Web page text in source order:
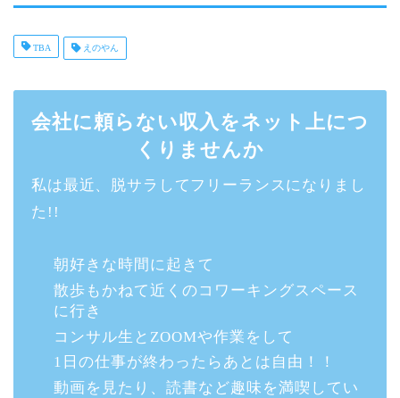
TBA えのやん
会社に頼らない収入をネット上につ
くりませんか
私は最近、脱サラしてフリーランスになりまし
た!!
朝好きな時間に起きて
散歩もかねて近くのコワーキングスペース
に行き
コンサル生とZOOMや作業をして
1日の仕事が終わったらあとは自由！！
動画を見たり、読書など趣味を満喫してい